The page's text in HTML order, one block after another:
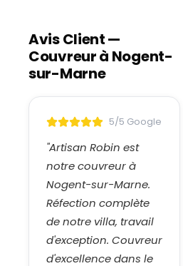
Avis Client —
Couvreur à Nogent-
sur-Marne
5/5 Google
"Artisan Robin est
notre couvreur à
Nogent-sur-Marne.
Réfection complète
de notre villa, travail
d'exception. Couvreur
d'excellence dans le